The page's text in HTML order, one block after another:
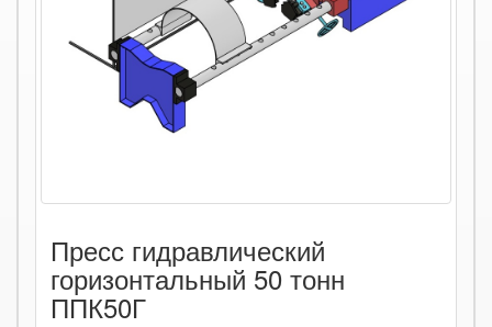
Пресс гидравлический
горизонтальный 50 тонн
ППК50Г